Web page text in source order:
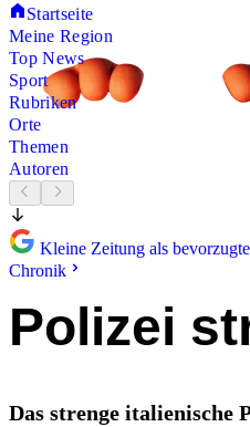
Startseite
Meine Region
Top News
Sport
Rubriken
Orte
Themen
Autoren
Kleine Zeitung als
Chronik
Polizei
Das strenge italienische